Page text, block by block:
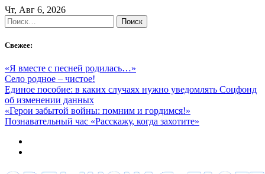
Skip
to
content
Чт, Авг 6, 2026
Найти:
Свежее:
«Я вместе с песней родилась…»
Село родное – чистое!
Единое пособие: в каких случаях нужно уведомлять Соцфонд
об изменении данных
«Герои забытой войны: помним и гордимся!»
Познавательный час «Расскажу, когда захотите»